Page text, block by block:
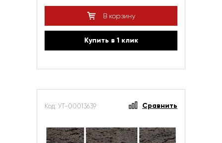
В корзину
Купить в 1 клик
Код: УТ-00013639 Сравнить